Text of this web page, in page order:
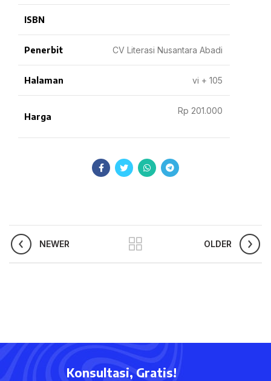
ISBN
Penerbit CV Literasi Nusantara Abadi
Halaman vi + 105
Harga
Rp 201.000
NEWER OLDER
Konsultasi, Gratis!